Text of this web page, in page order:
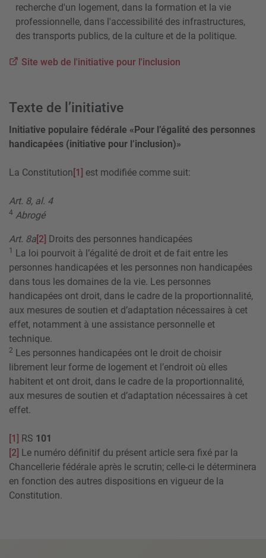
recherche d'un logement, dans la formation et la vie
professionnelle, dans l'accessibilité des infrastructures,
des transports publics, de la culture et de la politique.
Site web de l'initiative pour l'inclusion
Texte de l’initiative
Initiative populaire fédérale «Pour l’égalité des personnes
handicapées (initiative pour l’inclusion)»
La Constitution [1] est modifiée comme suit:
Art. 8, al. 4
4 Abrogé
Art. 8a[2] Droits des personnes handicapées
1
La loi pourvoit à l’égalité de droit et de fait entre les
personnes handicapées et les personnes non handicapées
dans tous les domaines de la vie. Les personnes
handicapées ont droit, dans le cadre de la proportionnalité,
aux mesures de soutien et d’adaptation nécessaires à cet
effet, notamment à une assistance personnelle et
technique.
2 Les personnes handicapées ont le droit de choisir
librement leur forme de logement et l’endroit où elles
habitent et ont droit, dans le cadre de la proportionnalité,
aux mesures de soutien et d’adaptation nécessaires à cet
effet.
[1] RS 101
[2] Le numéro définitif du présent article sera fixé par la
Chancellerie fédérale après le scrutin; celle-ci le déterminera
en fonction des autres dispositions en vigueur de la
Constitution.